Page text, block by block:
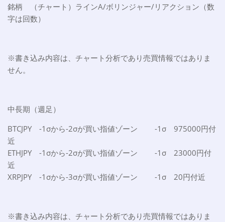
銘柄 （チャート）ラインA/ボリンジャー/リアクション（数
字は回数）
※書き込み内容は、チャート分析であり売買情報ではありま
せん。
中長期（週足）
BTCJPY -1σから-2σが買い指値ゾーン -1σ 975000円付
近
ETHJPY -1σから-2σが買い指値ゾーン -1σ 23000円付
近
XRPJPY -1σから-3σが買い指値ゾーン -1σ 20円付近
※書き込み内容は、チャート分析であり売買情報ではありま